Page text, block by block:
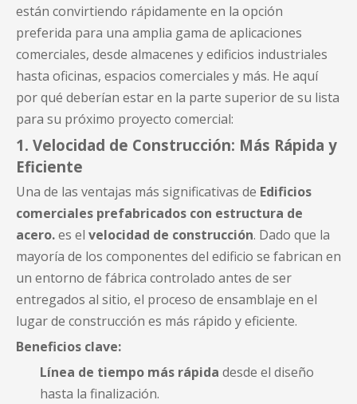
están convirtiendo rápidamente en la opción
preferida para una amplia gama de aplicaciones
comerciales, desde almacenes y edificios industriales
hasta oficinas, espacios comerciales y más. He aquí
por qué deberían estar en la parte superior de su lista
para su próximo proyecto comercial:
1. Velocidad de Construcción: Más Rápida y
Eficiente
Una de las ventajas más significativas de Edificios
comerciales prefabricados con estructura de
acero.es el velocidad de construcción. Dado que la
mayoría de los componentes del edificio se fabrican en
un entorno de fábrica controlado antes de ser
entregados al sitio, el proceso de ensamblaje en el
lugar de construcción es más rápido y eficiente.
Beneficios clave:
Línea de tiempo más rápida desde el diseño
hasta la finalización.